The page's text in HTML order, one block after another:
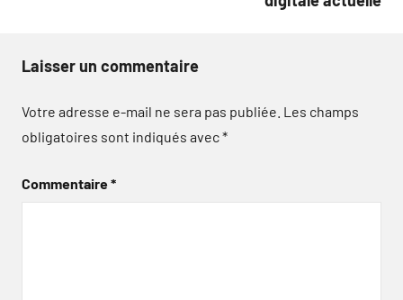
Laisser un commentaire
Votre adresse e-mail ne sera pas publiée. Les champs
obligatoires sont indiqués avec*
Commentaire*